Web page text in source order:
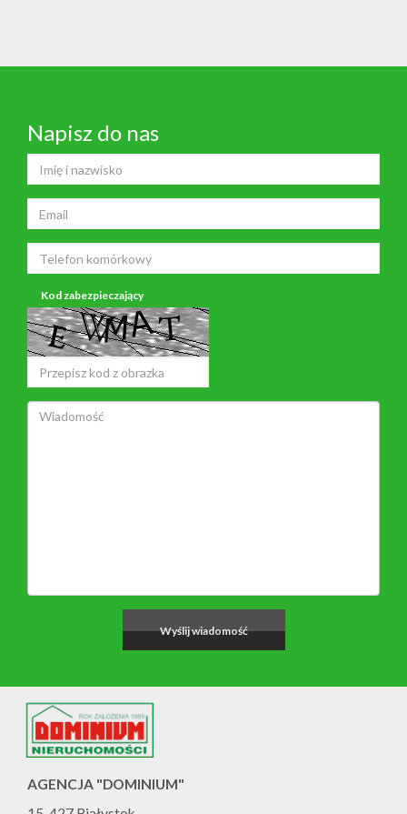
Napisz do nas
Kod zabezpieczający
AGENCJA "DOMINIUM"